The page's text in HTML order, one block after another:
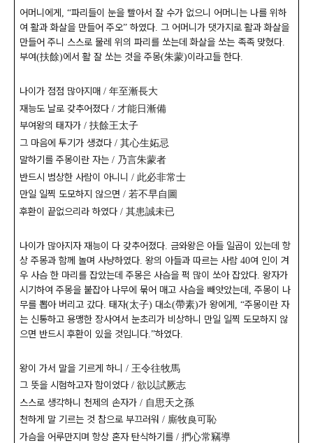
어머니에게 , “파리들이 눈을 빨아서 잘 수가 없으니 어머니는 나를 위하
여 활과 화살을 만들어 주오”하였다. 그 어머니가 댓가지로 활과 화살을
만들어 주니 스스로 물레 위의 파리를 쏘는데 화살을 쏘는 족족 맞혔다.
부여(扶餘)에서 활 잘 쏘는 것을 주몽(朱蒙)이라고들 한다.
나이가 점점 많아지매 / 年至漸長大
재능도 날로 갖추어졌다 / 才能日漸備
부여왕의 태자가 / 扶餘王太子
그 마음에 투기가 생겼다 / 其心生妬忌
말하기를 주몽이란 자는 / 乃言朱蒙者
반드시 범상한 사람이 아니니 / 此必非常士
만일 일찍 도모하지 않으면 / 若不早自圖
후환이 끝없으리라 하였다 / 其患誠未已
나이가 많아지자 재능이 다 갖추어졌다. 금와왕은 아들 일곱이 있는데 항
상 주몽과 함께 놀며 사냥하였다. 왕의 아들과 따르는 사람 40여 인이 겨
우 사슴 한 마리를 잡았는데 주몽은 사슴을 퍽 많이 쏘아 잡았다. 왕자가
시기하여 주몽을 붙잡아 나무에 묶어 매고 사슴을 빼앗았는데 주몽이 나
무를 뽑아 버리고 갔다. 태자(太子) 대소(帶素)가 왕에게 “주몽이란 자
는 신통하고 용맹한 장사여서 눈초리가 비상하니 만일 일찍 도모하지 않
으면 반드시 후환이 있을 것입니다.”하였다.
왕이 가서 말을 기르게 하니 / 王令往牧馬
그 뜻을 시험하고자 함이었다 / 欲以試厥志
스스로 생각하니 천제의 손자가 / 自思天之孫
천하게 말 기르는 것 참으로 부끄러워 / 廝牧良可恥
가슴을 어루만지며 항상 혼자 탄식하기를 / 捫心常竊導